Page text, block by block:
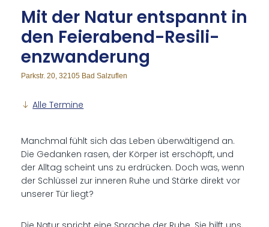
Mit der Na­tur ent­spannt in
den Fei­er­abend-Resi­li­
enz­wande­rung
Parkstr. 20, 32105 Bad Salzuflen
Alle Termine
Manchmal fühlt sich das Leben überwältigend an.
Die Gedanken rasen, der Körper ist erschöpft, und
der Alltag scheint uns zu erdrücken. Doch was, wenn
der Schlüssel zur inneren Ruhe und Stärke direkt vor
unserer Tür liegt?